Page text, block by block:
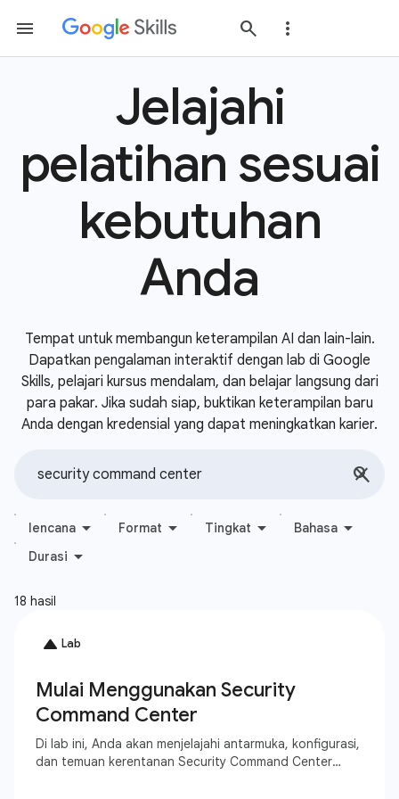
Jelajahi
pelatihan sesuai
kebutuhan
Anda
Tempat untuk membangun keterampilan AI dan lain-lain.
Dapatkan pengalaman interaktif dengan lab di Google
Skills, pelajari kursus mendalam, dan belajar langsung dari
para pakar. Jika sudah siap, buktikan keterampilan baru
Anda dengan kredensial yang dapat meningkatkan karier.